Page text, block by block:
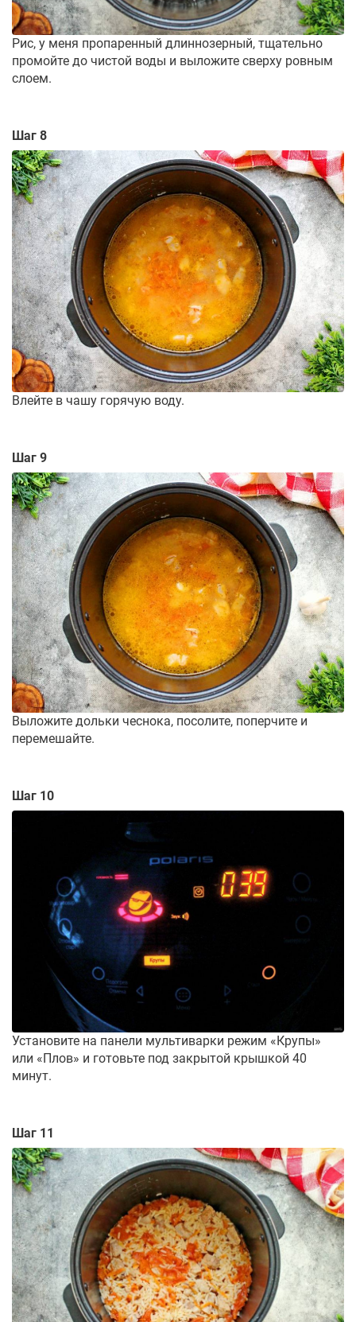
Рис, у меня пропаренный длиннозерный, тщательно
промойте до чистой воды и выложите сверху ровным
слоем.
Шаг 8
Влейте в чашу горячую воду.
Шаг 9
Выложите дольки чеснока, посолите, поперчите и
перемешайте.
Шаг 10
Установите на панели мультиварки режим «Крупы»
или «Плов» и готовьте под закрытой крышкой 40
минут.
Шаг 11